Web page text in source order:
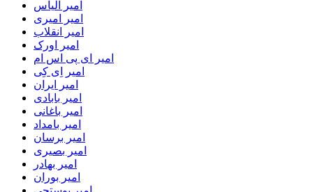
امیر الیاس
امیر امیری
امیر انقلاب
امیر اورک
امیر ای پی اس ام
امیر اِی کِی
امیر ایران
امیر بابادی
امیر باغانی
امیر بامداد
امیر برسان
امیر بصیری
امیر بهادر
امیر بوران